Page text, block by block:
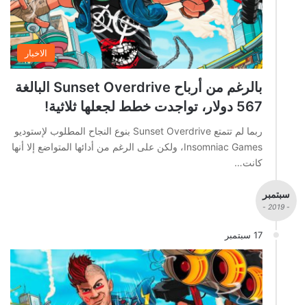
الاخبار
بالرغم من أرباح Sunset Overdrive البالغة
567 دولار، تواجدت خطط لجعلها ثلاثية!
ربما لم تتمتع Sunset Overdrive بنوع النجاح المطلوب لإستوديو
Insomniac Games، ولكن على الرغم من أدائها المتواضع إلا أنها
كانت…
سبتمبر
- 2019 -
17 سبتمبر